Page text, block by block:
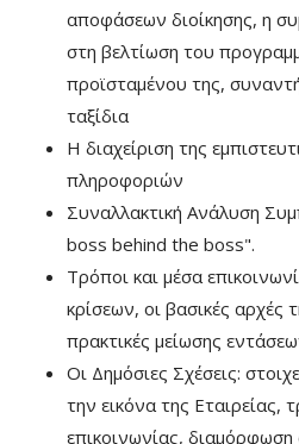
αποφάσεων διοίκησης, η
στη βελτίωση του
προϊσταμένου της,
ταξίδια
Η διαχείριση της
πληροφοριών
Συναλλακτική Ανάλυση
boss behind the boss".
Τρόποι και μέσα
κρίσεων, οι βασικές αρχές
πρακτικές μείωσης
Οι Δημόσιες Σχέσεις:
την εικόνα της Εταιρείας,
επικοινωνίας,